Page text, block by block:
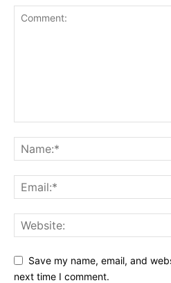
Save my name, email, and
next time I comment.